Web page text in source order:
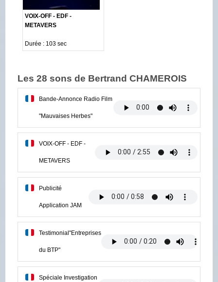
VOIX-OFF - EDF -
METAVERS
Durée : 103 sec
Les 28 sons de Bertrand CHAMEROIS
Bande-Annonce Radio Film
"Mauvaises Herbes"
VOIX-OFF - EDF -
METAVERS
Publicité
Application JAM
Testimonial"Entreprises
du BTP"
Spéciale Investigation